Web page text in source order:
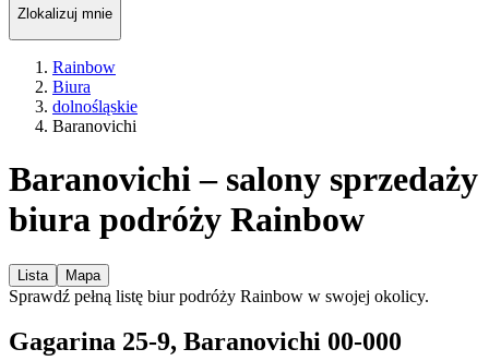
Zlokalizuj mnie
Rainbow
Biura
dolnośląskie
Baranovichi
Baranovichi – salony sprzedaży
biura podróży Rainbow
Lista Mapa
Sprawdź pełną listę biur podróży Rainbow w swojej okolicy.
Gagarina 25-9, Baranovichi 00-000